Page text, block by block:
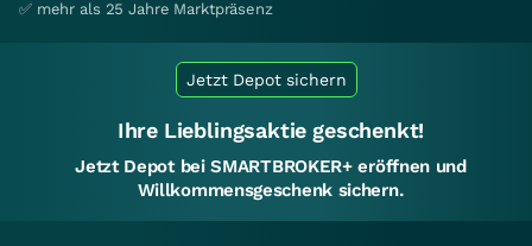
✅ mehr als 25 Jahre Marktpräsenz
Jetzt Depot sichern
Ihre Lieblingsaktie geschenkt!
Jetzt Depot bei SMARTBROKER+ eröffnen und
Willkommensgeschenk sichern.